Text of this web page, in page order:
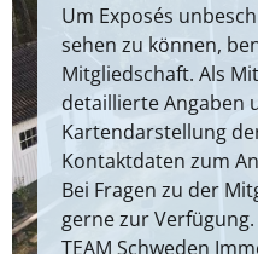
Um Exposés
sehen zu können,
Mitgliedschaft. Als
detaillierte Angaben
Kartendarstellung
Kontaktdaten zum
Bei Fragen zu der
gerne zur Verfügung.
TEAM Schweden